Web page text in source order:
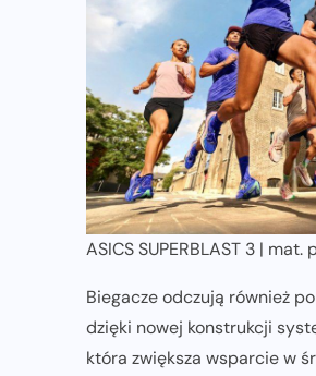
ASICS SUPERBLAST 3 | mat.
Biegacze odczują również
dzięki nowej konstrukcji
która zwiększa wsparcie w